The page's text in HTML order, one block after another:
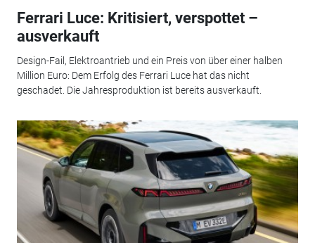
Ferrari Luce: Kritisiert, verspottet –
ausverkauft
Design-Fail, Elektroantrieb und ein Preis von über einer halben
Million Euro: Dem Erfolg des Ferrari Luce hat das nicht
geschadet. Die Jahresproduktion ist bereits ausverkauft.